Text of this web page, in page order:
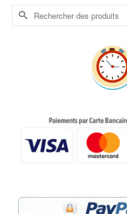
Rechercher :